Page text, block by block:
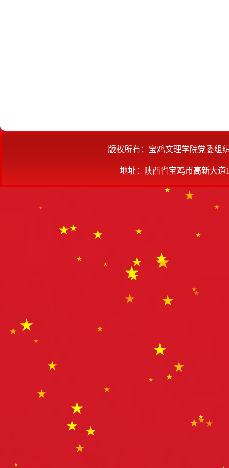
版权所有：宝鸡文理学院党委
地址：陕西省宝鸡市高新大道